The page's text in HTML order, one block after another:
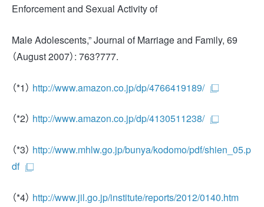
Enforcement and Sexual Activity of
Male Adolescents,” Journal of Marriage and Family, 69
（August 2007）: 763?777.
（*1） http://www.amazon.co.jp/dp/4766419189/
（*2） http://www.amazon.co.jp/dp/4130511238/
（*3） http://www.mhlw.go.jp/bunya/kodomo/pdf/shien_05.p
df
（*4） http://www.jil.go.jp/institute/reports/2012/0140.htm